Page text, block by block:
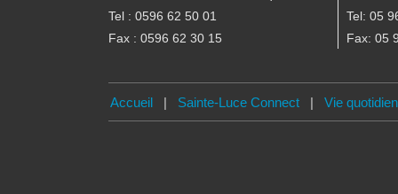
Tel : 0596 62 50 01
Fax : 0596 62 30 15
Tel: 05
Fax: 05
Accueil| Sainte-Luce Connect| Vie